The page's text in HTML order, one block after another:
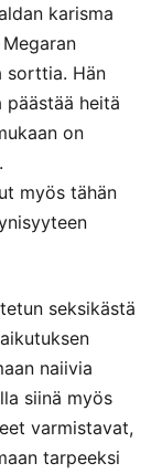
karisma
sorttia. Hän
päästää heitä
on
myös tähän
seksikästä
naiivia
siinä myös
varmistavat,
tarpeeksi